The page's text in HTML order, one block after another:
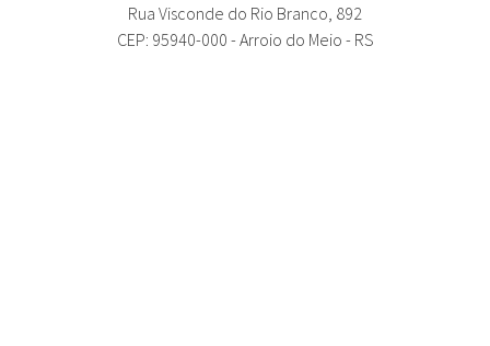
Rua Visconde do Rio Branco, 892
CEP: 95940-000 - Arroio do Meio - RS